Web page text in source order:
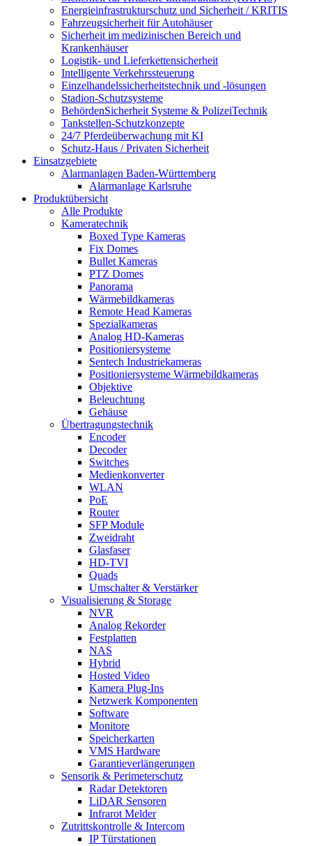
Energieinfrastrukturschutz und Sicherheit / KRITIS
Fahrzeugsicherheit für Autohäuser
Sicherheit im medizinischen Bereich und
Krankenhäuser
Logistik- und Lieferkettensicherheit
Intelligente Verkehrssteuerung
Einzelhandelssicherheitstechnik und -lösungen
Stadion-Schutzsysteme
BehördenSicherheit Systeme & PolizeiTechnik
Tankstellen-Schutzkonzepte​
24/7 Pferdeüberwachung mit KI
Schutz-Haus / Privaten Sicherheit
Einsatzgebiete
Alarmanlagen Baden-Württemberg
Alarmanlage Karlsruhe
Produktübersicht
Alle Produkte
Kameratechnik
Boxed Type Kameras
Fix Domes
Bullet Kameras
PTZ Domes
Panorama
Wärmebildkameras
Remote Head Kameras
Spezialkameras
Analog HD-Kameras
Positioniersysteme
Sentech Industriekameras
Positioniersysteme Wärmebildkameras
Objektive
Beleuchtung
Gehäuse
Übertragungstechnik
Encoder
Decoder
Switches
Medienkonverter
WLAN
PoE
Router
SFP Module
Zweidraht
Glasfaser
HD-TVI
Quads
Umschalter & Verstärker
Visualisierung & Storage
NVR
Analog Rekorder
Festplatten
NAS
Hybrid
Hosted Video
Kamera Plug-Ins
Netzwerk Komponenten
Software
Monitore
Speicherkarten
VMS Hardware
Garantieverlängerungen
Sensorik & Perimeterschutz
Radar Detektoren
LiDAR Sensoren
Infrarot Melder
Zutrittskontrolle & Intercom
IP Türstationen